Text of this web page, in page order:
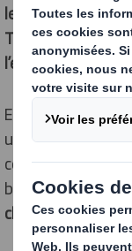
les livraisons
Tous ces points
l’environnement.
En adoptant les
une démarche
commerce.
bénéfices :
clients,